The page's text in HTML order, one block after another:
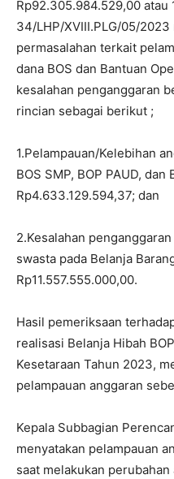
Rp92.305.984.529,00 atau
34/LHP/XVIII.PLG/05/
permasalahan terkait
dana BOS dan Bantuan
kesalahan penganggaran
rincian sebagai berikut ;
1.Pelampauan/Kelebihan
BOS SMP, BOP PAUD,
Rp4.633.129.594,37; dan
2.Kesalahan
swasta pada Belanja
Rp11.557.555.000,00.
Hasil pemeriksaan
realisasi Belanja Hibah
Kesetaraan Tahun 2023,
pelampauan anggaran
Kepala Subbagian
menyatakan pelampauan
saat melakukan